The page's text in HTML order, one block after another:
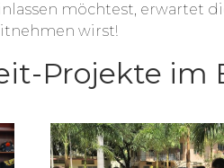
möchtest, erwartet
wirst!
Projekte im